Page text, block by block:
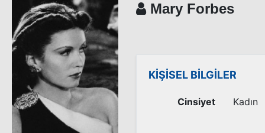
Mary Forbes
KİŞİSEL BİLGİLER
Cinsiyet Kadın